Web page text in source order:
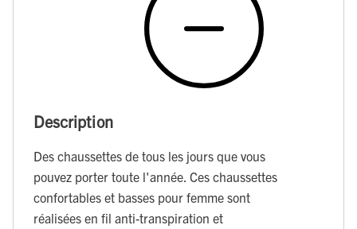
Description
Des chaussettes de tous les jours que vous
pouvez porter toute l'année. Ces chaussettes
confortables et basses pour femme sont
réalisées en fil anti-transpiration et